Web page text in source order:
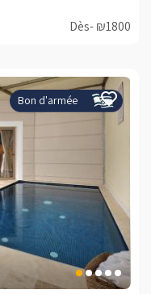
Dès- ₪1800
Bon d'armée